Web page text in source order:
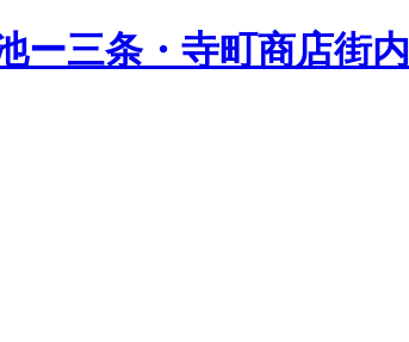
ー三条・寺町商店街内